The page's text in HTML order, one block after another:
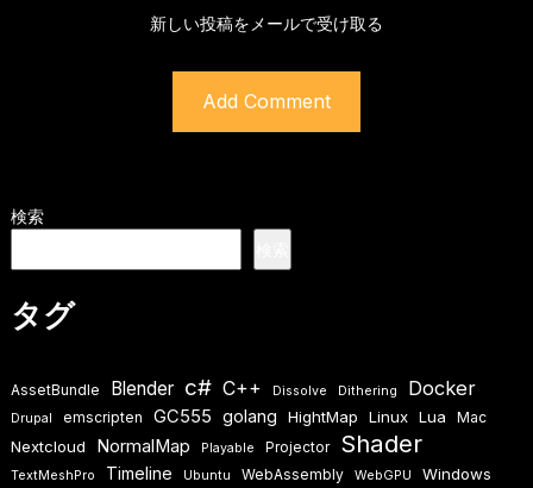
新しい投稿をメールで受け取る
検索
タグ
AssetBundle Blender c# C++ Dissolve Dithering Docker
Drupal emscripten GC555 golang HightMap Linux Lua Mac
Nextcloud NormalMap Playable Projector Shader
TextMeshPro Timeline Ubuntu WebAssembly WebGPU Windows